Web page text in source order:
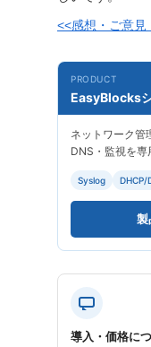
<<感想・ご意見
PRODUCT
EasyBlocks
ネットワーク管
DNS・監視を専
Syslog DHCP/
製
導入・価格に